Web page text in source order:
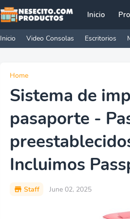
Inicio
Inicio Video Consolas Escritorios
Home
Sistema de
pasaporte -
Incluimos
Staff June 02, 2025